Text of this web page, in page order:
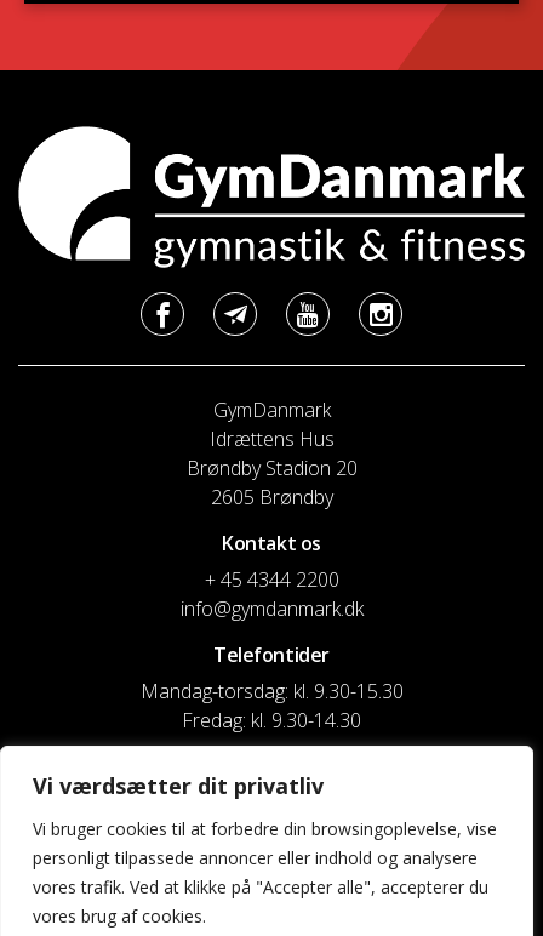
Vi værdsætter dit privatliv
Vi bruger cookies til at forbedre din browsingoplevelse, vise
personligt tilpassede annoncer eller indhold og analysere
vores trafik. Ved at klikke på "Accepter alle", accepterer du
vores brug af cookies.
GymDanmark
Idrættens Hus
Brøndby Stadion 20
2605 Brøndby
Kontakt os
+ 45 4344 2200
info@gymdanmark.dk
Telefontider
Mandag-torsdag: kl. 9.30-15.30
Fredag: kl. 9.30-14.30
CVR nr. 20916818
Reg. & Kontonr.: 4180 3119119022
Privatlivspolitik og cookies